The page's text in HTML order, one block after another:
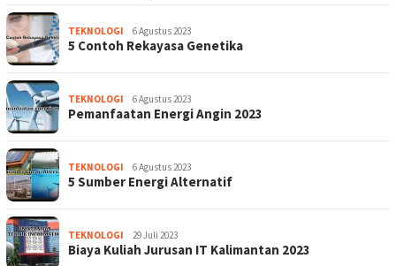
TEKNOLOGI 6 Agustus 2023
5 Contoh Rekayasa Genetika
TEKNOLOGI 6 Agustus 2023
Pemanfaatan Energi Angin 2023
TEKNOLOGI 6 Agustus 2023
5 Sumber Energi Alternatif
TEKNOLOGI 29 Juli 2023
Biaya Kuliah Jurusan IT Kalimantan 2023